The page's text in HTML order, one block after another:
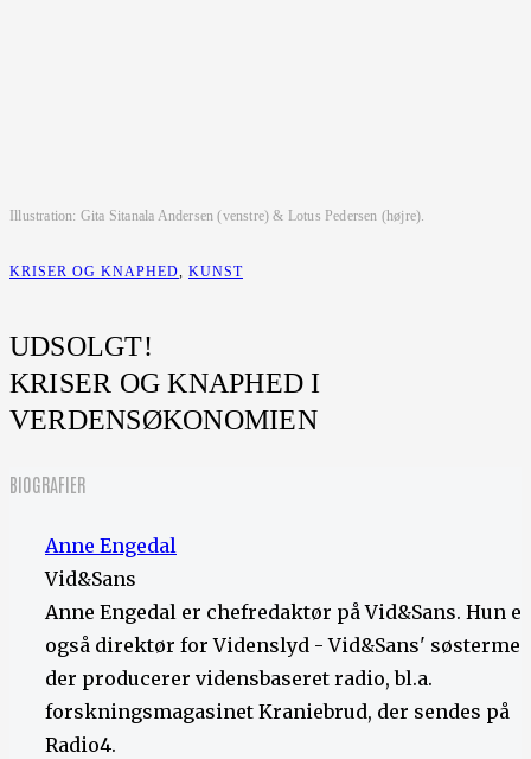
Illustration: Gita Sitanala Andersen (venstre) & Lotus Pedersen (højre).
KRISER OG KNAPHED, KUNST
UDSOLGT!
KRISER OG KNAPHED I
VERDENSØKONOMIEN
BIOGRAFIER
Anne Engedal
Vid&Sans
Anne Engedal er chefredaktør på Vid&Sans. Hun er
også direktør for Videnslyd - Vid&Sans'
der producerer vidensbaseret radio, bl.a.
forskningsmagasinet Kraniebrud, der sendes på
Radio4.